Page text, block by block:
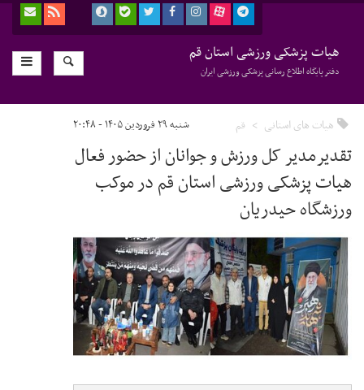
هیات پزشکی ورزشی استان قم
دفتر پایگاه اطلاع رسانی پزشکی ورزشی ایران
هیات های استانی قم شنبه ۲۹ فروردین ۱۴۰۵ - ۲۰:۴۸
تقدیرمدیر کل ورزش و جوانان از حضور فعال
هیات پزشکی ورزشی استان قم در موکب
ورزشگاه حیدریان